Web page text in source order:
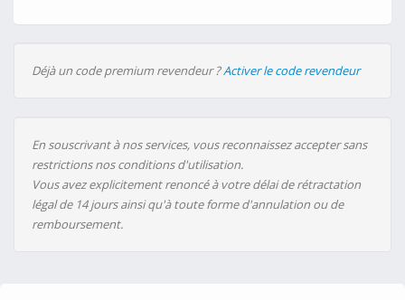
Déjà un code premium revendeur ?Activer le code revendeur
En souscrivant à nos services, vous reconnaissez accepter sans
restrictions nos conditions d'utilisation.
Vous avez explicitement renoncé à votre délai de rétractation
légal de 14 jours ainsi qu'à toute forme d'annulation ou de
remboursement.